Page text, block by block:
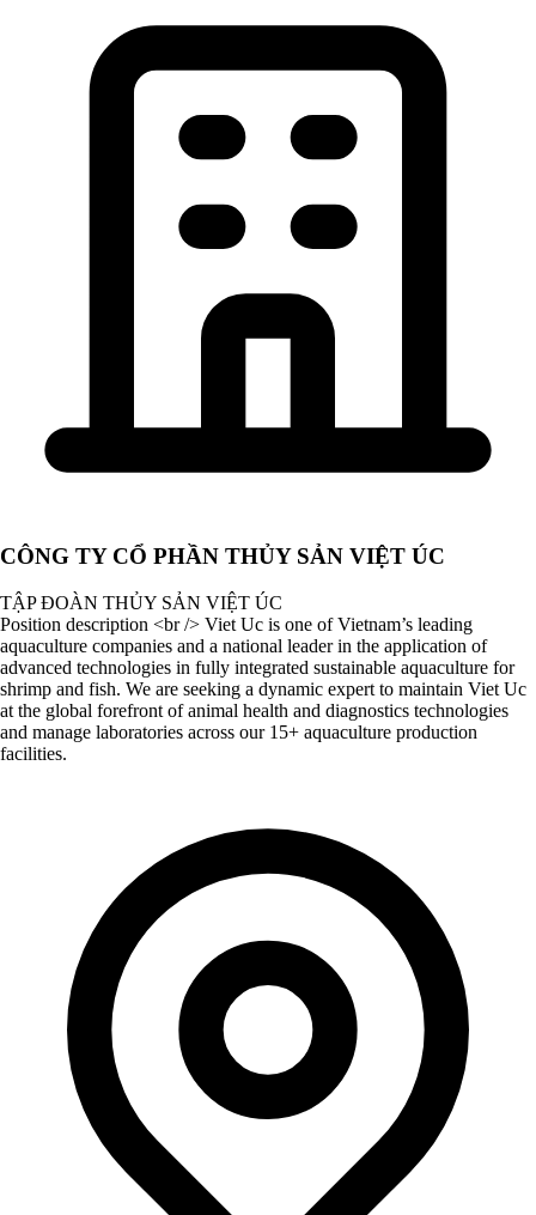
CÔNG TY CỔ PHẦN THỦY SẢN VIỆT ÚC
TẬP ĐOÀN THỦY SẢN VIỆT ÚC
Position description <br /> Viet Uc is one of Vietnam’s leading
aquaculture companies and a national leader in the application of
advanced technologies in fully integrated sustainable aquaculture for
shrimp and fish. We are seeking a dynamic expert to maintain Viet Uc
at the global forefront of animal health and diagnostics technologies
and manage laboratories across our 15+ aquaculture production
facilities.